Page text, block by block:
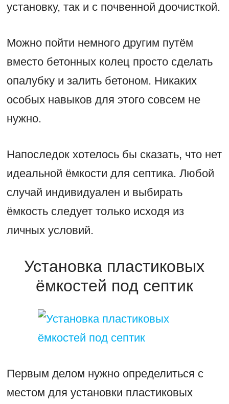
установку, так и с почвенной доочисткой.
Можно пойти немного другим путём
вместо бетонных колец просто сделать
опалубку и залить бетоном. Никаких
особых навыков для этого совсем не
нужно.
Напоследок хотелось бы сказать, что нет
идеальной ёмкости для септика. Любой
случай индивидуален и выбирать
ёмкость следует только исходя из
личных условий.
Установка пластиковых
ёмкостей под септик
Первым делом нужно определиться с
местом для установки пластиковых